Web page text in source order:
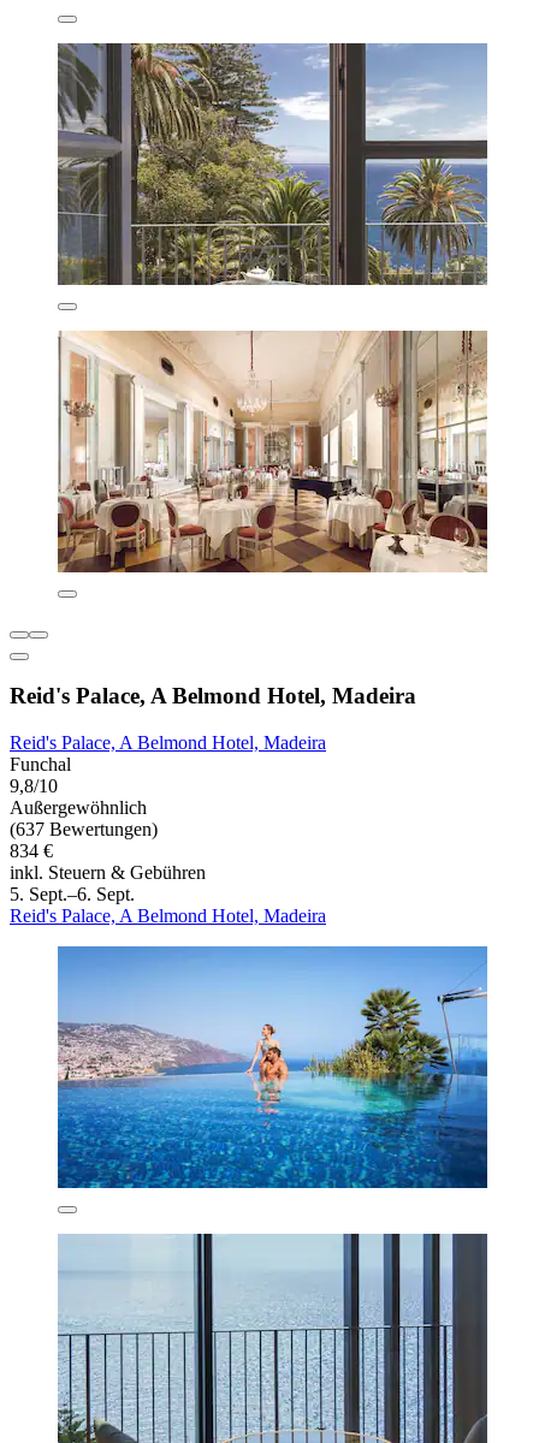
Reid's Palace, A Belmond Hotel, Madeira
Reid's Palace, A Belmond Hotel, Madeira
Funchal
9,8/10
Außergewöhnlich
(637 Bewertungen)
834 €
inkl. Steuern & Gebühren
5. Sept.–6. Sept.
Reid's Palace, A Belmond Hotel, Madeira